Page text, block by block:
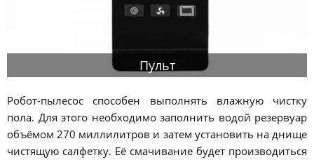
Пульт
Робот-пылесос способен выполнять влажную чистку
пола. Для этого необходимо заполнить водой резервуар
объёмом 270 миллилитров и затем установить на днище
чистящую салфетку. Её смачивание будет производиться